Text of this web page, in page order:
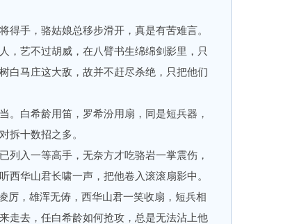
手，骆姑娘总移步滑开，真是有苦难言。
艺不过胡威，在八臂书生绵绵剑影里，只
白马庄这大敌，故并不赶尽杀绝，只把他们
白希龄用笛，罗希汾用扇，同是短兵器，
拆十数招之多。
入一等高手，无奈方才吃骆岩一掌震伤，
西华山君长啸一声，把他卷入滚滚扇影中。
，雄浑无俦，西华山君一笑收扇，短兵相
走去，任白希龄如何抢攻，总是无法沾上他